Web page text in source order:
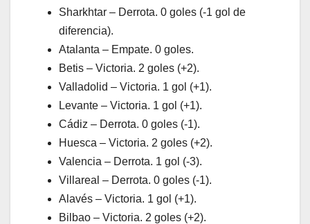
Sharkhtar – Derrota. 0 goles (-1 gol de
diferencia).
Atalanta – Empate. 0 goles.
Betis – Victoria. 2 goles (+2).
Valladolid – Victoria. 1 gol (+1).
Levante – Victoria. 1 gol (+1).
Cádiz – Derrota. 0 goles (-1).
Huesca – Victoria. 2 goles (+2).
Valencia – Derrota. 1 gol (-3).
Villareal – Derrota. 0 goles (-1).
Alavés – Victoria. 1 gol (+1).
Bilbao – Victoria. 2 goles (+2).